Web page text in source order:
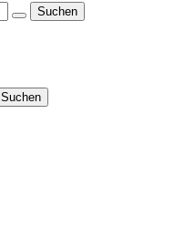
Suchen
Suchen